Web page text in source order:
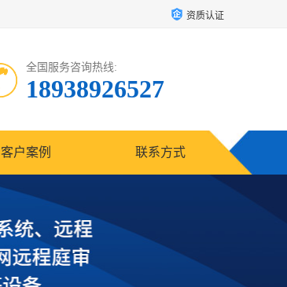
资质认证
全国服务咨询热线:
18938926527
客户案例 联系方式